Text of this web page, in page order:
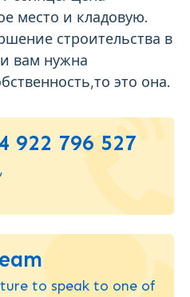
место и кладовую.
строительства в
вам нужна
это она.
922 796 527
to speak to one of